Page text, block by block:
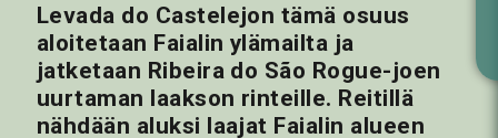
Levada do Castelejon tämä osuus
aloitetaan Faialin ylämailta ja
jatketaan Ribeira do São Rogue-joen
uurtaman laakson rinteille. Reitillä
nähdään aluksi laajat Faialin alueen